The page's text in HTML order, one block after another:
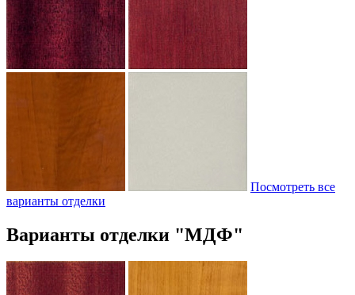
Посмотреть все
варианты отделки
Варианты отделки "МДФ"